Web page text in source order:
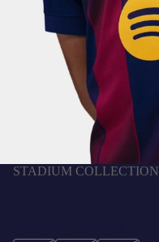
STADIUM COLLECTION